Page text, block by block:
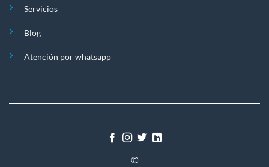
Servicios
Blog
Atención por whatsapp
©